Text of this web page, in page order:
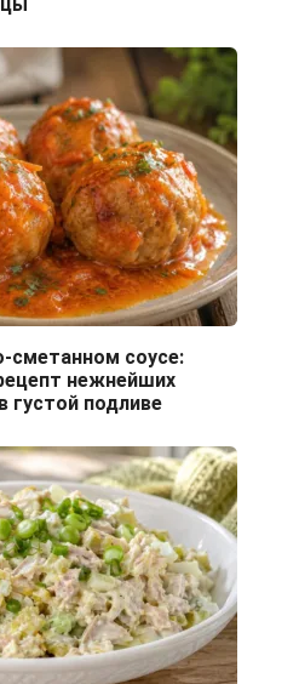
сметанном соусе:
нежнейших
густой подливе